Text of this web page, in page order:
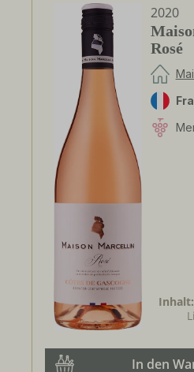
2020
Rosé
Inhalt:
In den